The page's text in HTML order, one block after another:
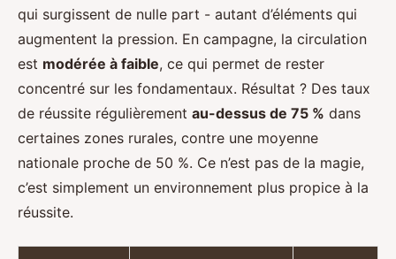
qui surgissent de nulle part - autant d’éléments qui
augmentent la pression. En campagne, la circulation
est modérée à faible, ce qui permet de rester
concentré sur les fondamentaux. Résultat ? Des taux
de réussite régulièrement au-dessus de 75 % dans
certaines zones rurales, contre une moyenne
nationale proche de 50 %. Ce n’est pas de la magie,
c’est simplement un environnement plus propice à la
réussite.